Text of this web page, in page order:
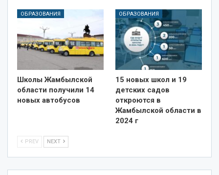
ОБРАЗОВАНИЯ
Школы Жамбылской
области получили 14
новых автобусов
ОБРАЗОВАНИЯ
15 новых школ и 19
детских садов
откроются в
Жамбылской области в
2024 г
PREV NEXT